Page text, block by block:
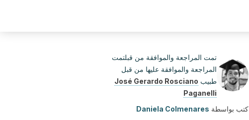
تمت المراجعة والموافقة من قبلتمت
المراجعة والموافقة عليها من قبل
طبيب José Gerardo Rosciano
Paganelli
كتب بواسطة Daniela Colmenares